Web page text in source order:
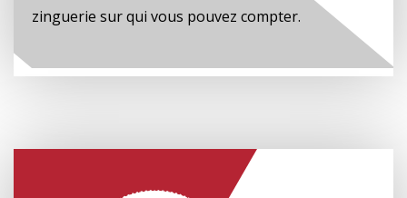
zinguerie sur qui vous pouvez compter.